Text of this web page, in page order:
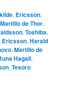
, Ericsson,
Martillo de Thor,
,Toshiba,
Ericsson,Harald
,Martillo de
Hagall,
,Tesoro